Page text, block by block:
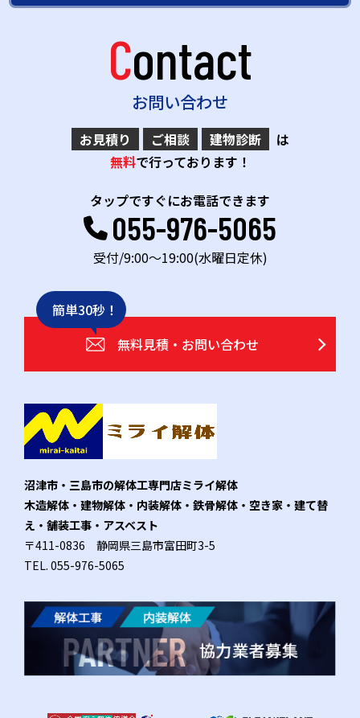
Contact
お問い合わせ
お見積り ご相談 建物診断
は
無料で行っております！
タップですぐにお電話できます
055-976-5065
受付/9:00～19:00(水曜日定休)
簡単30秒！
無料見積・お問い合わせ
沼津市・三島市の解体工専門店ミライ解体
木造解体・建物解体・内装解体・鉄骨解体・空き家・建て替
え・舗装工事・アスベスト
〒411-0836 静岡県三島市富田町3-5
TEL. 055-976-5065